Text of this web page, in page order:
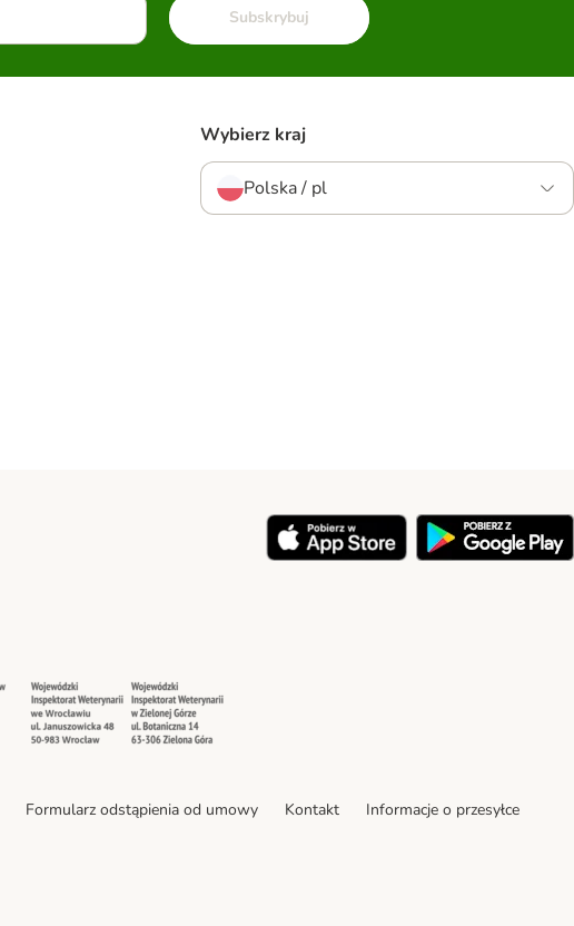
Subskrybuj
Wybierz kraj
Polska / pl
Security Security
Formularz odstąpienia od umowy Kontakt
Informacje o przesyłce